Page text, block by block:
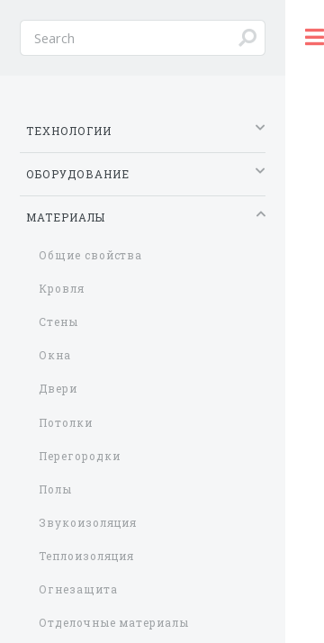
ТЕХНОЛОГИИ
ОБОРУДОВАНИЕ
МАТЕРИАЛЫ
Общие свойства
Кровля
Стены
Окна
Двери
Потолки
Перегородки
Полы
Звукоизоляция
Теплоизоляция
Огнезащита
Отделочные материалы